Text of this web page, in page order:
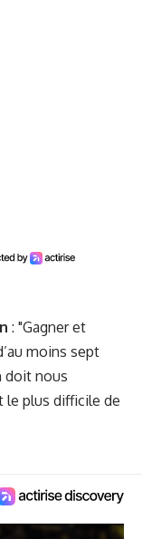
: "Gagner et
moins sept
doit nous
le plus difficile de